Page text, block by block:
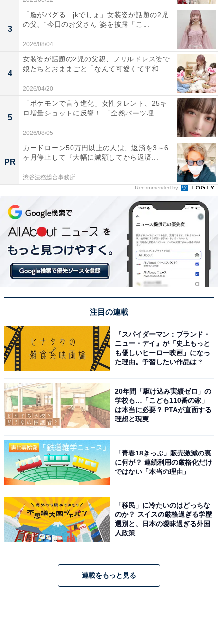
3
「脳がバグる jkでしょ」女装姿が話題の2児
の父、“今日のお父さん”姿を披露「こ...
2026/08/04
4
女装姿が話題の2児の父親、フリルドレス姿で
娘たちとおままごと「なんて可愛くて平和...
2026/04/20
5
「ポケモンで言う進化」女性タレント、25キ
ロ増量ショットに反響！ 「全然パーツ埋...
2026/08/05
PR
カードローン50万円以上の人は、返済を3～6
ヶ月停止して『大幅に減額してから返済...
渋谷法務総合事務所
Recommended by
注目の連載
『スパイダーマン：ブランド・
ニュー・デイ』が「史上もっと
も優しいヒーロー映画」になっ
た理由。予習したい作品は？
20年間「駆け込み実績ゼロ」の
学校も…「こども110番の家」
は本当に必要？ PTAが直面する
理想と現実
「青春18きっぷ」販売激減の裏
に何が？ 連続利用の厳格化だけ
ではない「本当の理由」
「移民」に冷たいのはどっちな
のか？ スイスの厳格過ぎる学歴
選別と、日本の曖昧過ぎる外国
人政策
連載をもっと見る